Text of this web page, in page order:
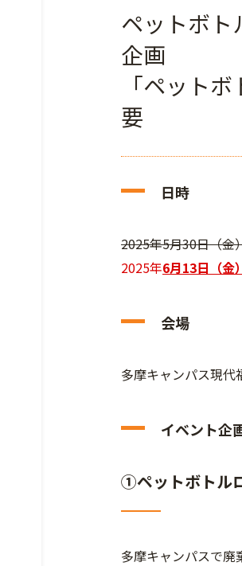
ペットボト
企画
「ペット
要
日時
2025年5月30日（金
2025年6月13日（金）
会場
多摩キャンパス現
イベント企
①ペットボトル
多摩キャンパスで廃